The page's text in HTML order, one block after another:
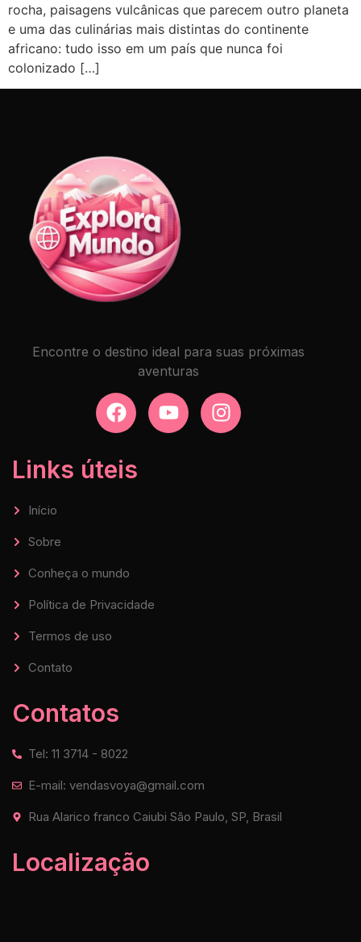
rocha, paisagens vulcânicas que parecem outro planeta
e uma das culinárias mais distintas do continente
africano: tudo isso em um país que nunca foi
colonizado […]
Encontre o destino ideal para suas próximas
aventuras
Links úteis
Início
Sobre
Conheça o mundo
Política de Privacidade
Termos de uso
Contato
Contatos
Tel: 11 3714 - 8022
E-mail: vendasvoya@gmail.com
Rua Alarico franco Caiubi São Paulo, SP, Brasil
Localização